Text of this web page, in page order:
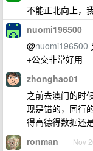
不能正北向上，
nuomi196500
@nuomi196500
+公交非常好用
zhonghao01
之前去澳门的时
现是错的，同行
得高德得数据还
ronman Nov